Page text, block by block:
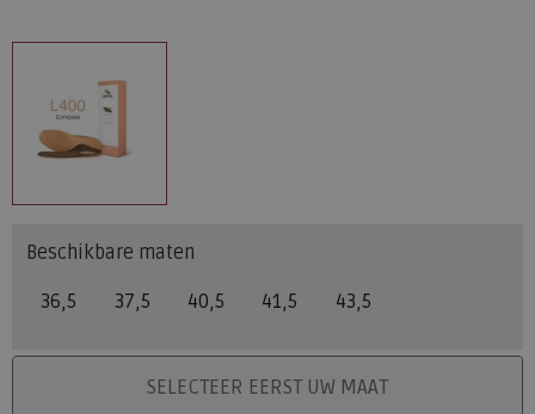
Beschikbare maten
36,5 37,5 40,5 41,5 43,5
PLAATS IN WINKELMANDSELECTEER EERST UW MAAT